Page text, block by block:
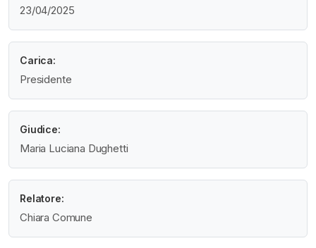
23/04/2025
Carica:
Presidente
Giudice:
Maria Luciana Dughetti
Relatore:
Chiara Comune